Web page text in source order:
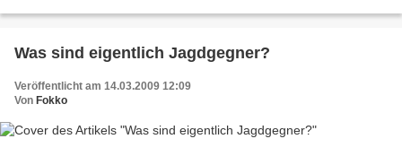
Was sind eigentlich Jagdgegner?
Veröffentlicht am 14.03.2009 12:09
Von Fokko